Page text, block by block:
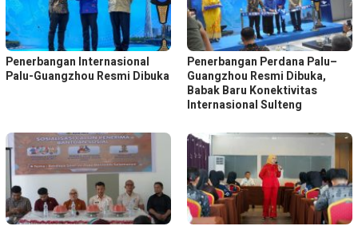
Penerbangan Internasional
Palu-Guangzhou Resmi Dibuka
Penerbangan Perdana Palu–
Guangzhou Resmi Dibuka,
Babak Baru Konektivitas
Internasional Sulteng